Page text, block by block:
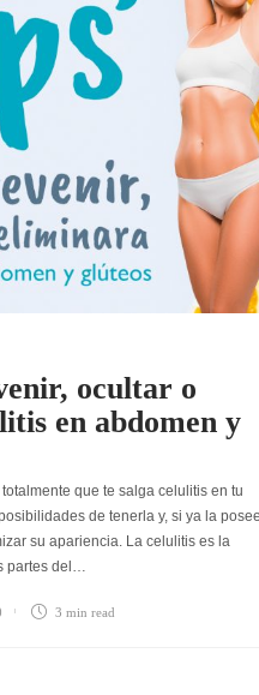
ocultar o
en abdomen y
que te salga celulitis en tu
de tenerla y, si ya la
su apariencia. La celulitis es la
partes del…
3 min read